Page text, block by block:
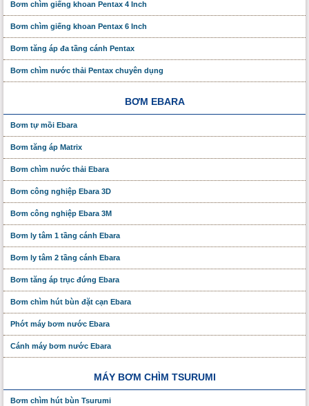
Bơm chìm giếng khoan Pentax 4 Inch
Bơm chìm giếng khoan Pentax 6 Inch
Bơm tăng áp đa tầng cánh Pentax
Bơm chìm nước thải Pentax chuyên dụng
BƠM EBARA
Bơm tự mồi Ebara
Bơm tăng áp Matrix
Bơm chìm nước thải Ebara
Bơm công nghiệp Ebara 3D
Bơm công nghiệp Ebara 3M
Bơm ly tâm 1 tầng cánh Ebara
Bơm ly tâm 2 tầng cánh Ebara
Bơm tăng áp trục đứng Ebara
Bơm chìm hút bùn đặt cạn Ebara
Phớt máy bơm nước Ebara
Cánh máy bơm nước Ebara
MÁY BƠM CHÌM TSURUMI
Bơm chìm hút bùn Tsurumi